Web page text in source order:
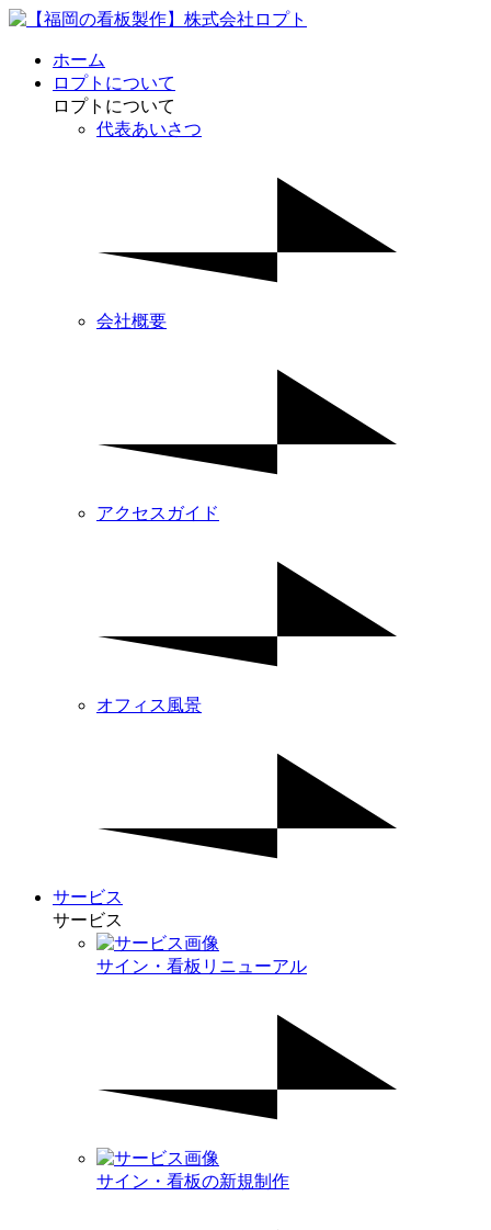
ホーム
ロプトについて
ロプトについて
代表あいさつ
会社概要
アクセスガイド
オフィス風景
サービス
サービス
サイン・看板リニューアル
サイン・看板の新規制作